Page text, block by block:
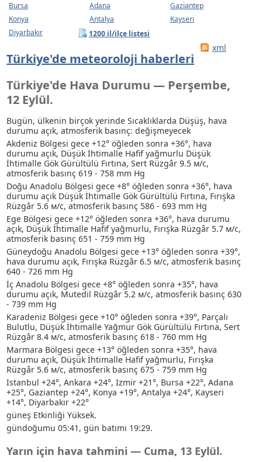
Bursa
Adana
Gaziantep
Konya
Antalya
Kayseri
Diyarbakır
1200 il/ilçe listesi
Türkiye'de meteoroloji haberleri
xml
Türkiye'de Hava Durumu — Perşembe,
12 Eylül.
Bugün, ülkenin birçok yerinde Sıcaklıklarda Düşüş, hava
durumu açık, atmosferik basınç: değişmeyecek
Akdeniz Bölgesi gece +12° öğleden sonra +36°, hava
durumu açık, Düşük İhtimalle Hafif yağmurlu Düşük
İhtimalle Gök Gürültülü Fırtına, Sert Rüzgâr 9.5 м/с,
atmosferik basınç 619 - 758 mm Hg
Doğu Anadolu Bölgesi gece +8° öğleden sonra +36°, hava
durumu açık Düşük İhtimalle Gök Gürültülü Fırtına, Fırışka
Rüzgâr 5.6 м/с, atmosferik basınç 586 - 693 mm Hg
Ege Bölgesi gece +12° öğleden sonra +36°, hava durumu
açık, Düşük İhtimalle Hafif yağmurlu, Fırışka Rüzgâr 5.7 м/с,
atmosferik basınç 651 - 759 mm Hg
Güneydoğu Anadolu Bölgesi gece +13° öğleden sonra +39°,
hava durumu açık, Fırışka Rüzgâr 6.5 м/с, atmosferik basınç
640 - 726 mm Hg
İç Anadolu Bölgesi gece +8° öğleden sonra +35°, hava
durumu açık, Mutedil Rüzgâr 5.2 м/с, atmosferik basınç 630
- 739 mm Hg
Karadeniz Bölgesi gece +10° öğleden sonra +39°, Parçalı
Bulutlu, Düşük İhtimalle Yağmur Gök Gürültülü Fırtına, Sert
Rüzgâr 8.4 м/с, atmosferik basınç 618 - 760 mm Hg
Marmara Bölgesi gece +13° öğleden sonra +35°, hava
durumu açık, Düşük İhtimalle Hafif yağmurlu, Fırışka
Rüzgâr 5.6 м/с, atmosferik basınç 675 - 759 mm Hg
Istanbul +24°, Ankara +24°, Izmir +21°, Bursa +22°, Adana
+25°, Gaziantep +24°, Konya +19°, Antalya +24°, Kayseri
+14°, Diyarbakır +22°
güneş Etkinliği Yüksek.
gündoğumu 05:41, gün batımı 19:29.
Yarın için hava tahmini — Cuma, 13 Eylül.